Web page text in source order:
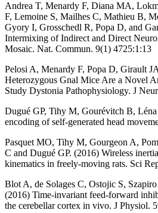
Andrea T, Menardy F, Diana MA,
F, Lemoine S, Mailhes C, Mathieu B,
Gyory I, Grosschedl R, Popa D, and
Intermixing of Indirect and Direct
Mosaic. Nat. Commun. 9(1) 4725:1:13
Pelosi A, Menardy F, Popa D, Girault
Heterozygous Gnal Mice Are a Novel
Study Dystonia Pathophysiology. J
Dugué GP, Tihy M, Gourévitch B,
encoding of self-generated head
Pasquet MO, Tihy M, Gourgeon A,
C and Dugué GP. (2016) Wireless
kinematics in freely-moving rats. Sci
Blot A, de Solages C, Ostojic S,
(2016) Time-invariant feed-forward
the cerebellar cortex in vivo. J Physiol.